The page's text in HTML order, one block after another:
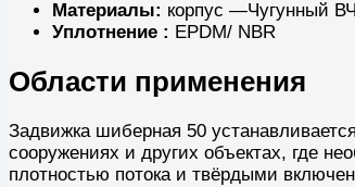
Материалы: корпус —Чугунный
Уплотнение : EPDM/ NBR
Области применения
Задвижка шиберная 50
сооружениях и других объектах, где
плотностью потока и твёрдыми